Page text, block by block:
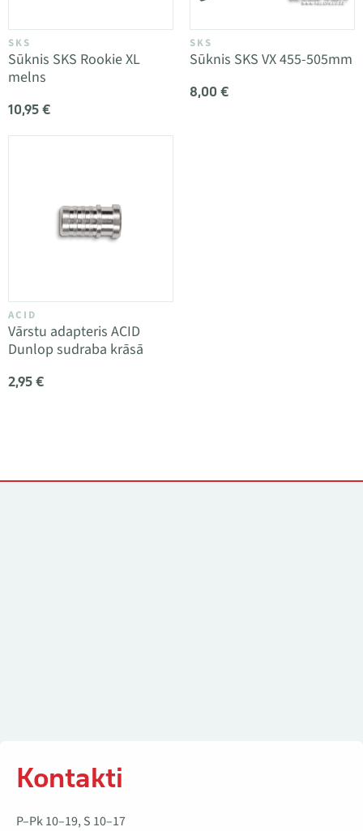
SKS
Sūknis SKS Rookie XL
melns
10,95 €
SKS
Sūknis SKS VX 455-505mm
8,00 €
ACID
Vārstu adapteris ACID
Dunlop sudraba krāsā
2,95 €
Kontakti
P–Pk 10–19, S 10–17